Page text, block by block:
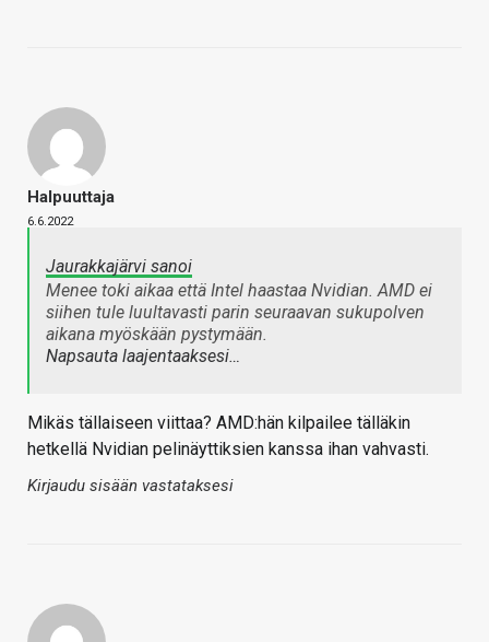
Halpuuttaja
6.6.2022
Jaurakkajärvi sanoi
Menee toki aikaa että Intel haastaa Nvidian. AMD ei
siihen tule luultavasti parin seuraavan sukupolven
aikana myöskään pystymään.
Napsauta laajentaaksesi…
Mikäs tällaiseen viittaa? AMD:hän kilpailee tälläkin
hetkellä Nvidian pelinäyttiksien kanssa ihan vahvasti.
Kirjaudu sisään vastataksesi